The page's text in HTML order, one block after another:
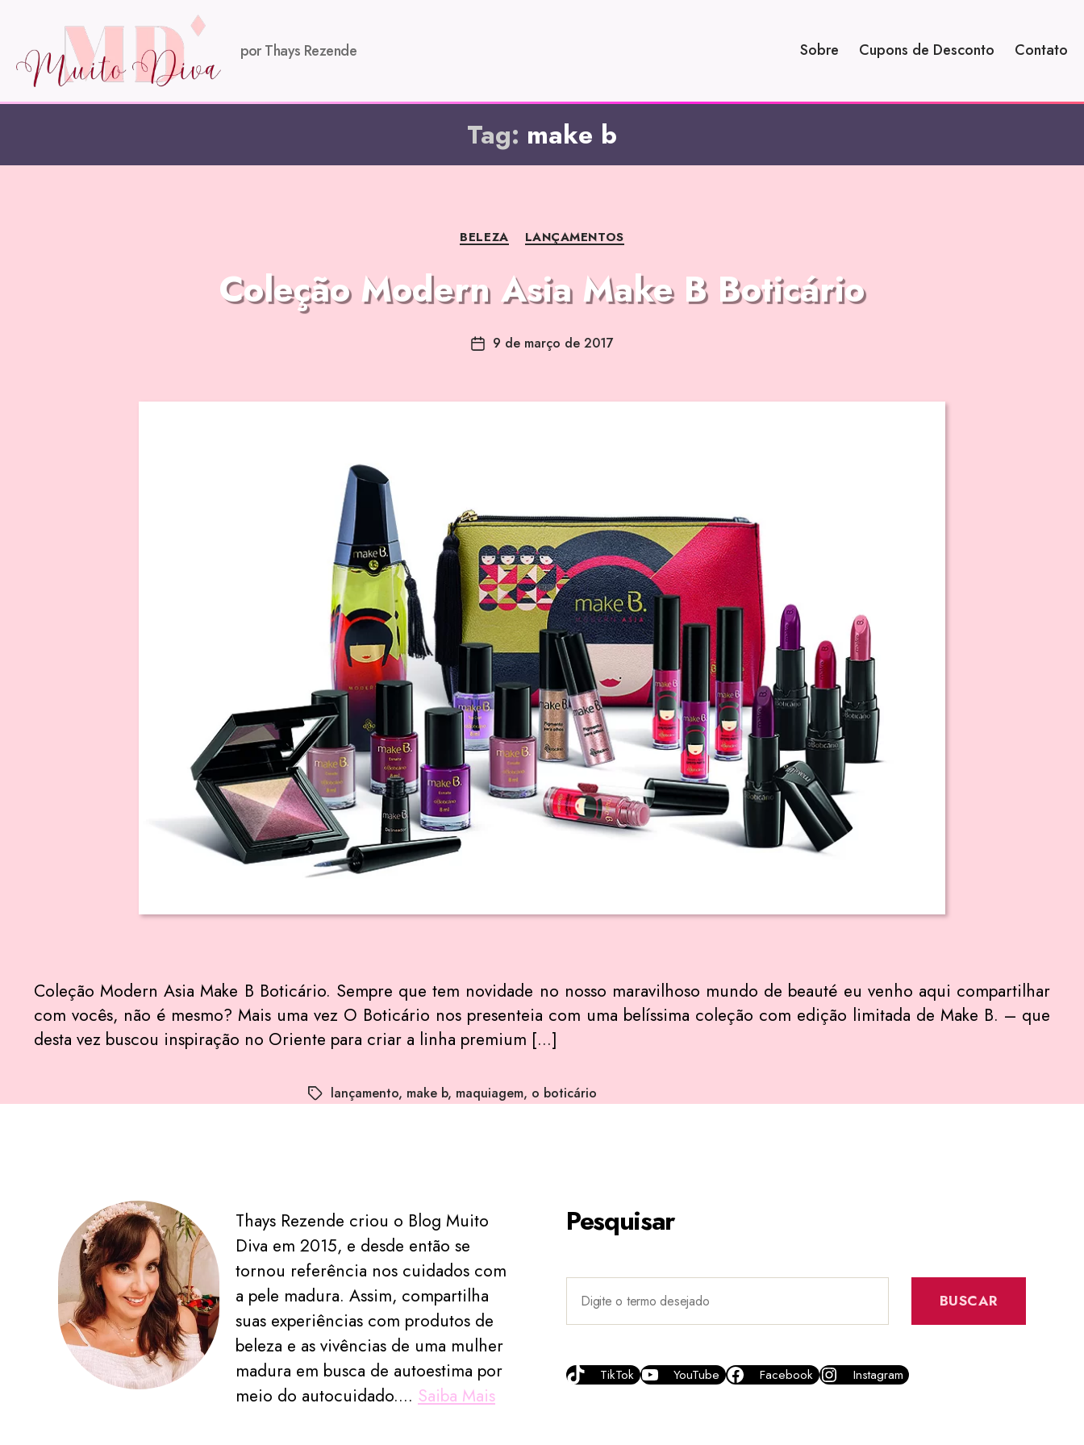
por Thays Rezende Sobre Cupons de Desconto Contato
Tag: make b
BELEZA LANÇAMENTOS
Coleção Modern Asia Make B Boticário
9 de março de 2017
Coleção Modern Asia Make B Boticário. Sempre que tem novidade no nosso maravilhoso mundo de beauté eu venho aqui compartilhar
com vocês, não é mesmo? Mais uma vez O Boticário nos presenteia com uma belíssima coleção com edição limitada de Make B. – que
desta vez buscou inspiração no Oriente para criar a linha premium […]
lançamento, make b, maquiagem, o boticário
Thays Rezende criou o Blog Muito
Diva em 2015, e desde então se
tornou referência nos cuidados com
a pele madura. Assim, compartilha
suas experiências com produtos de
beleza e as vivências de uma mulher
madura em busca de autoestima por
meio do autocuidado.... Saiba Mais
Pesquisar
BUSCAR
TikTok YouTube Facebook Instagram